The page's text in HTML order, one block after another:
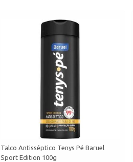
Talco Antisséptico Tenys Pé Baruel
Sport Edition 100g